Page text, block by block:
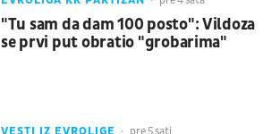
"Tu sam da dam 100 posto": Vildoza
se prvi put obratio "grobarima"